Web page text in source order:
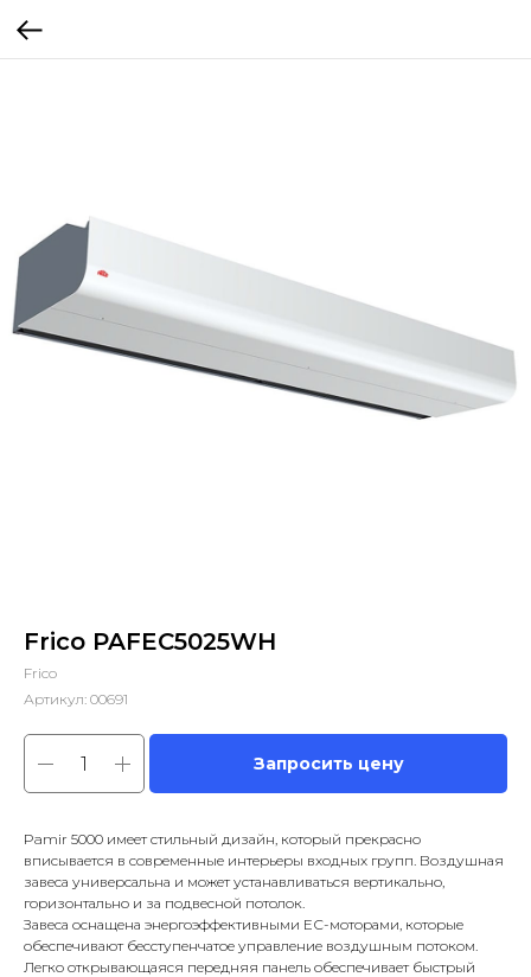
Frico PAFEC5025WH
Frico
Артикул: 00691
Запросить цену
Pamir 5000 имеет стильный дизайн, который прекрасно
вписывается в современные интерьеры входных групп. Воздушная
завеса универсальна и может устанавливаться вертикально,
горизонтально и за подвесной потолок.
Завеса оснащена энергоэффективными ЕС-моторами, которые
обеспечивают бесступенчатое управление воздушным потоком.
Легко открывающаяся передняя панель обеспечивает быстрый